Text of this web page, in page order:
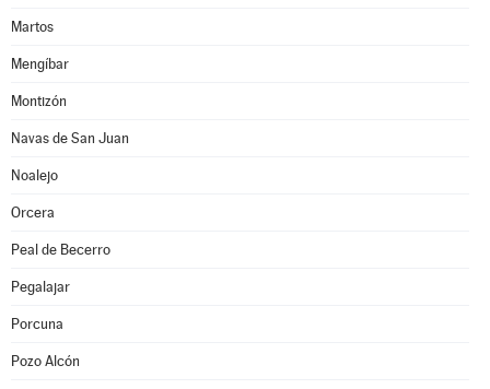
Martos
Mengíbar
Montizón
Navas de San Juan
Noalejo
Orcera
Peal de Becerro
Pegalajar
Porcuna
Pozo Alcón